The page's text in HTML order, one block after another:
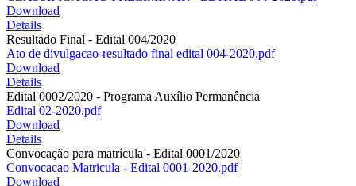
Download
Details
Resultado Final - Edital 004/2020
Ato de divulgacao-resultado final edital 004-2020.pdf
Download
Details
Edital 0002/2020 - Programa Auxílio Permanência
Edital 02-2020.pdf
Download
Details
Convocação para matrícula - Edital 0001/2020
Convocacao Matricula - Edital 0001-2020.pdf
Download